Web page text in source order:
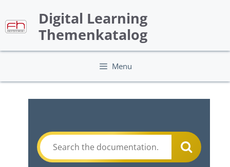
content
Digital Learning
Themenkatalog
Menu